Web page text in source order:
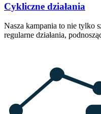
Cykliczne działania
Nasza kampania to nie tylko
regularne działania,